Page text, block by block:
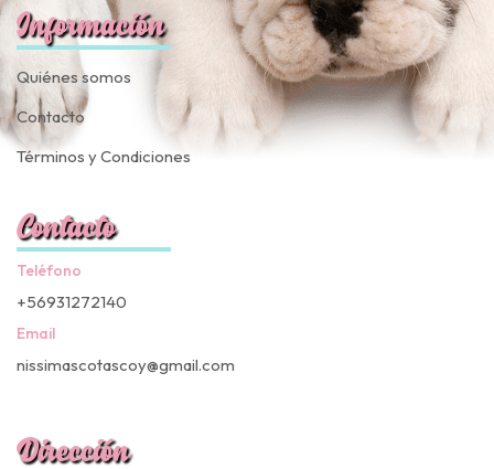
Información
Quiénes somos
Contacto
Términos y Condiciones
Contacto
Teléfono
+56931272140
Email
nissimascotascoy@gmail.com
Dirección